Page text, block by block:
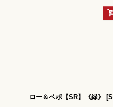
ロー＆ベポ【SR】《緑》 [